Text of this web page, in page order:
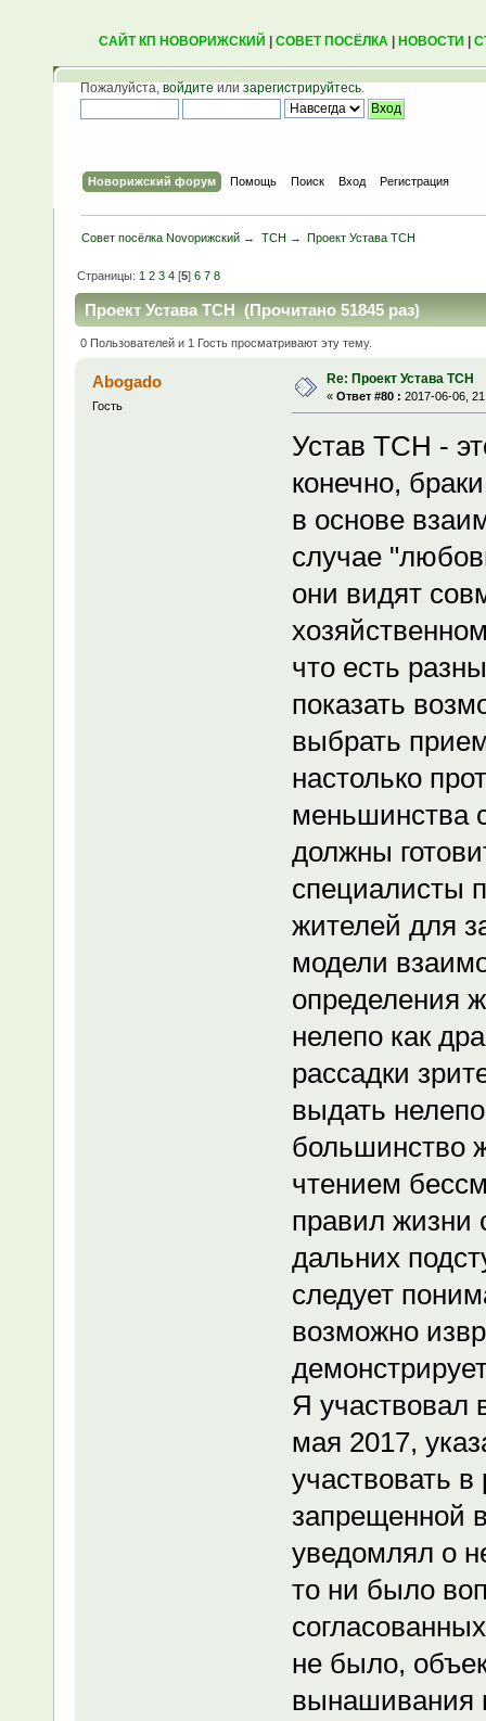
САЙТ КП НОВОРИЖСКИЙ СОВЕТ ПОСЁЛКА| НОВОСТИ
Пожалуйста, войдите или зарегистрируйтесь.
Новорижский форум Помощь Поиск Вход Регистрация
Совет посёлка Novoрижский → ТСН → Проект Устава ТСН
Страницы:1 2 3 4 [5]6 7 8
Проект Устава ТСН (Прочитано 51845 раз)
0 Пользователей и 1 Гость просматривают эту тему.
Abogado
Гость
Re: Проект Устава ТСН
« Ответ #80 : 2017-06-06,
Устав ТСН -
конечно,
в основе
случае
они видят
что есть
показать
выбрать
настолько
меньшинства
должны
специалисты
жителей для
модели
определения
нелепо как
рассадки
выдать
большинство
чтением
правил жизни
дальних
следует
возможно
Я участвовал
мая 2017,
участвовать
запрещенной
уведомлял о
то ни было
не было,
вынашивания